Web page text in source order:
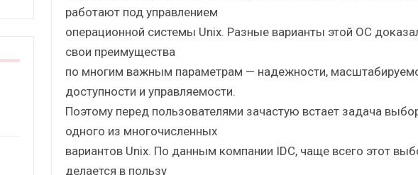
работают под управлением
операционной системы Unix. Разные варианты этой ОС
свои преимущества
по многим важным параметрам — надежности,
доступности и управляемости.
Поэтому перед пользователями зачастую встает задача
одного из многочисленных
вариантов Unix. По данным компании IDC, чаще всего этот
делается в пользу